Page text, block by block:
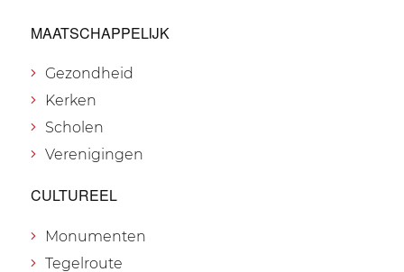
MAATSCHAPPELIJK
Gezondheid
Kerken
Scholen
Verenigingen
CULTUREEL
Monumenten
Tegelroute